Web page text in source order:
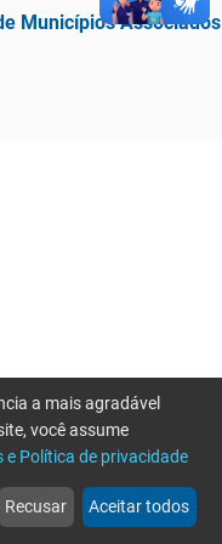
Municípios Associados
web
Notícias
more_horiz
Mais
a mais agradável
você assume
e Política de privacidade
Recusar Aceitar todos
novamente